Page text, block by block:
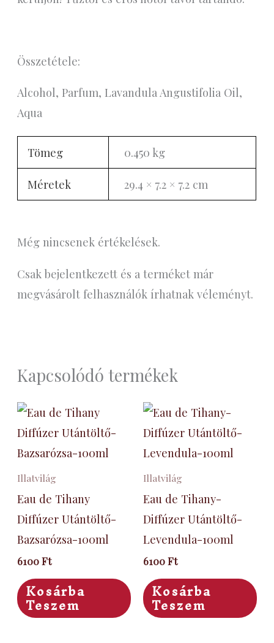
Összetétele:
Alcohol, Parfum, Lavandula Angustifolia Oil,
Aqua
Tömeg 0.450 kg
Méretek 29.4 × 7.2 × 7.2 cm
Még nincsenek értékelések.
Csak bejelentkezett és a terméket már
megvásárolt felhasználók írhatnak véleményt.
Kapcsolódó termékek
Illatvilág
Eau de Tihany
Diffúzer Utántöltő-
Bazsarózsa-100ml
6100Ft
Kosárba
Teszem
Illatvilág
Eau de Tihany-
Diffúzer Utántöltő-
Levendula-100ml
6100Ft
Kosárba
Teszem